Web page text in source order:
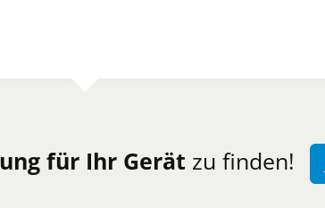
für Ihr Gerät zu finden!